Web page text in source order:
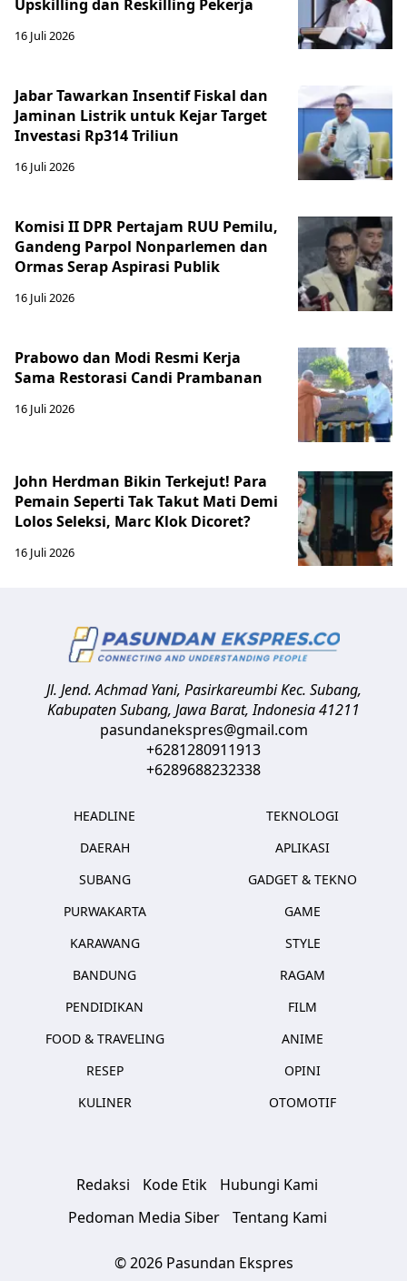
Upskilling dan Reskilling Pekerja
16 Juli 2026
Jabar Tawarkan Insentif Fiskal dan
Jaminan Listrik untuk Kejar Target
Investasi Rp314 Triliun
16 Juli 2026
Komisi II DPR Pertajam RUU Pemilu,
Gandeng Parpol Nonparlemen dan
Ormas Serap Aspirasi Publik
16 Juli 2026
Prabowo dan Modi Resmi Kerja
Sama Restorasi Candi Prambanan
16 Juli 2026
John Herdman Bikin Terkejut! Para
Pemain Seperti Tak Takut Mati Demi
Lolos Seleksi, Marc Klok Dicoret?
16 Juli 2026
Jl. Jend. Achmad Yani, Pasirkareumbi Kec. Subang,
Kabupaten Subang, Jawa Barat,Indonesia41211
pasundanekspres@gmail.com
+6281280911913
+6289688232338
HEADLINE
DAERAH
SUBANG
PURWAKARTA
KARAWANG
BANDUNG
PENDIDIKAN
FOOD & TRAVELING
RESEP
KULINER
TEKNOLOGI
APLIKASI
GADGET & TEKNO
GAME
STYLE
RAGAM
FILM
ANIME
OPINI
OTOMOTIF
Redaksi Kode Etik
Hubungi Kami
Pedoman Media Siber
Tentang Kami
© 2026 Pasundan Ekspres